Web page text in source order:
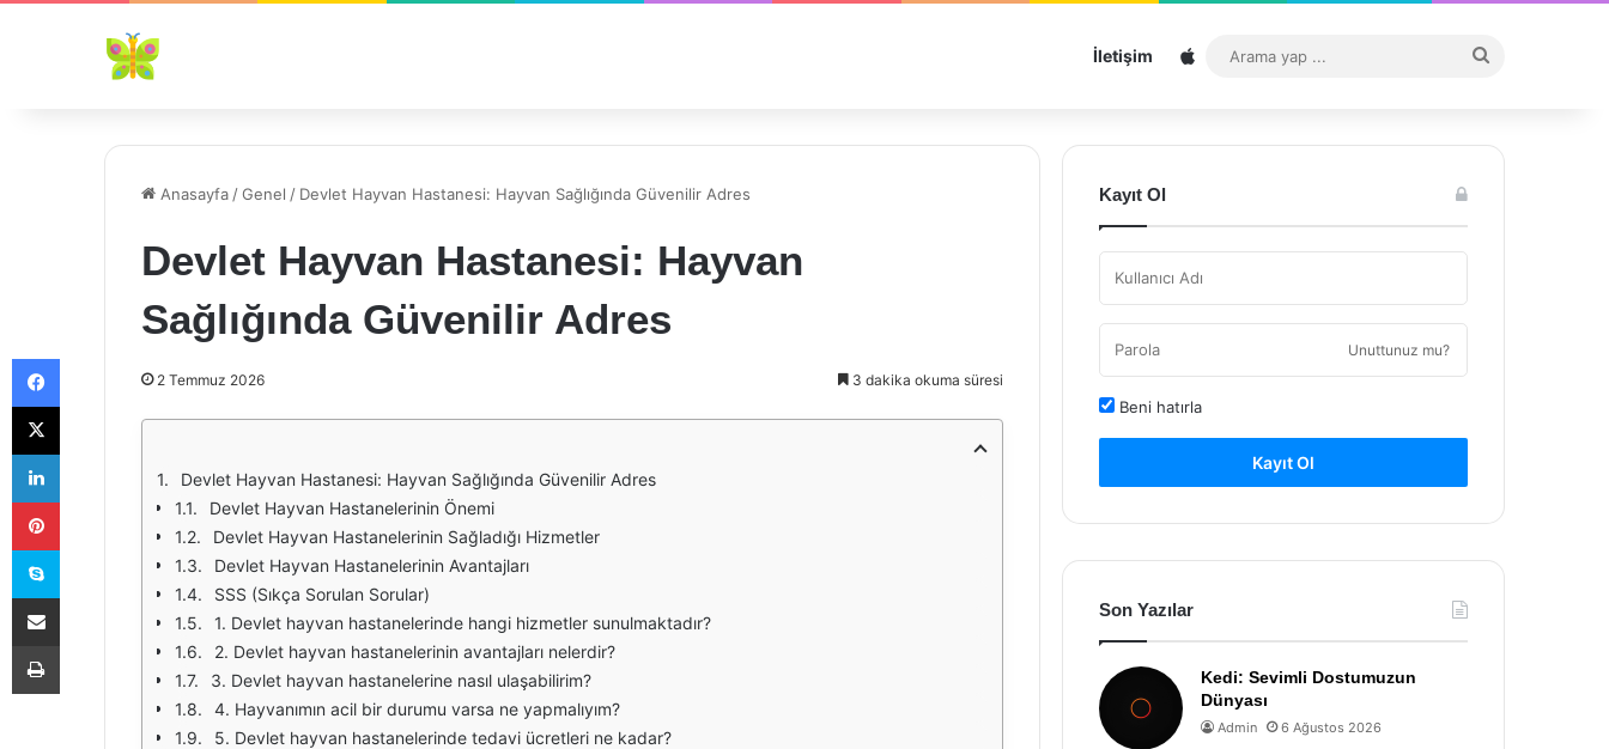
İletişim Sitemap
...
Anasayfa /Genel / Devlet Hayvan Hastanesi: Hayvan Sağlığında Güvenilir Adres
Devlet Hayvan Hastanesi: Hayvan
Sağlığında Güvenilir Adres
2 Temmuz 2026 3 dakika okuma süresi
Devlet Hayvan Hastanesi: Hayvan Sağlığında Güvenilir Adres
Devlet Hayvan Hastanelerinin Önemi
Devlet Hayvan Hastanelerinin Sağladığı Hizmetler
Devlet Hayvan Hastanelerinin Avantajları
SSS (Sıkça Sorulan Sorular)
1. Devlet hayvan hastanelerinde hangi hizmetler sunulmaktadır?
2. Devlet hayvan hastanelerinin avantajları nelerdir?
3. Devlet hayvan hastanelerine nasıl ulaşabilirim?
4. Hayvanımın acil bir durumu varsa ne yapmalıyım?
5. Devlet hayvan hastanelerinde tedavi ücretleri ne kadar?
Kayıt Ol
Unuttunuz mu?
Beni hatırla
Kayıt Ol
Son Yazılar
Kedi: Sevimli Dostumuzun
Dünyası
Admin 6 Ağustos 2026
Facebook
X
LinkedIn
Pinterest
Skype
E-Posta ile paylaş